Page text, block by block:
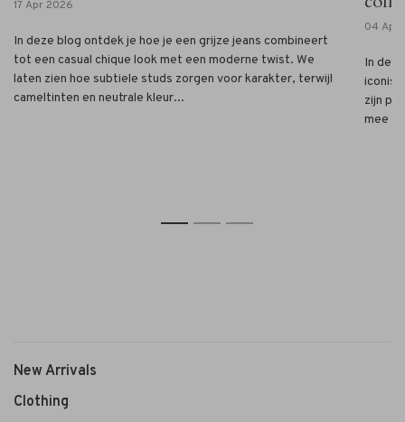
17 Apr 2026
In deze blog ontdek je hoe je een grijze jeans combineert
tot een casual chique look met een moderne twist. We
laten zien hoe subtiele studs zorgen voor karakter, terwijl
cameltinten en neutrale kleur...
04 Apr
In
zijn
mee
New Arrivals
Clothing